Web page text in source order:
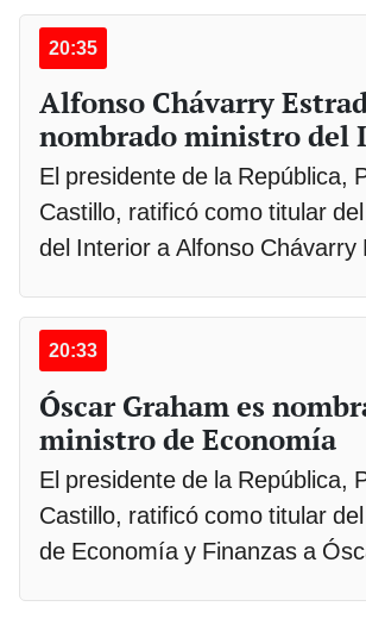
20:35
Alfonso Chávarry
nombrado ministro del
El presidente de la República,
Castillo, ratificó como titular
del Interior a Alfonso Chávarry
20:33
Óscar Graham es
ministro de Economía
El presidente de la República,
Castillo, ratificó como titular
de Economía y Finanzas a